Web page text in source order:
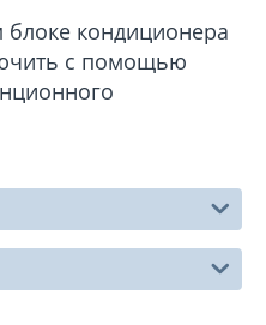
кондиционера
с помощью